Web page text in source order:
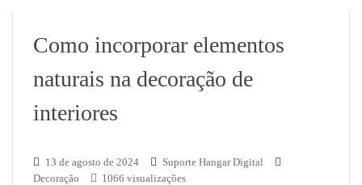
Como incorporar elementos
naturais na decoração de
interiores
13 de agosto de 2024
Suporte Hangar Digital
Decoração
1066 visualizações